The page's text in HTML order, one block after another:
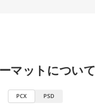
マットについて
PCX PSD